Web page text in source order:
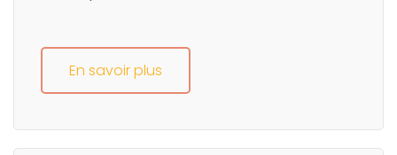
En savoir plus